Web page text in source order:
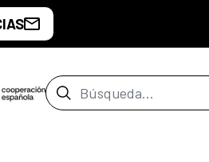
Barra de búsqueda